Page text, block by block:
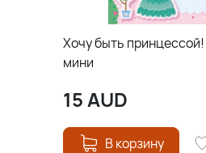
Хочу быть
мини
15AUD
В корзину